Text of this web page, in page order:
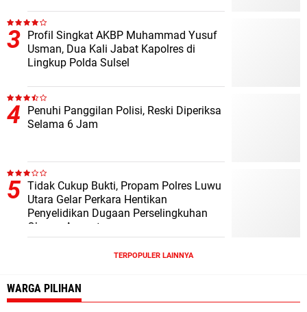
Profil Singkat AKBP Muhammad Yusuf
Usman, Dua Kali Jabat Kapolres di
Lingkup Polda Sulsel
Penuhi Panggilan Polisi, Reski Diperiksa
Selama 6 Jam
Tidak Cukup Bukti, Propam Polres Luwu
Utara Gelar Perkara Hentikan
Penyelidikan Dugaan Perselingkuhan
Oknum Anggota
TERPOPULER LAINNYA
WARGA PILIHAN